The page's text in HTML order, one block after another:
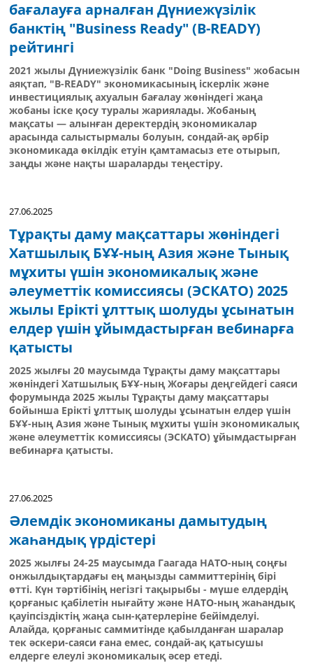
бағалауға арналған Дүниежүзілік
банктің "Business Ready" (B-READY)
рейтингі
2021 жылы Дүниежүзілік банк "Doing Business" жобасын
аяқтап, "B-READY" экономикасының іскерлік және
инвестициялық ахуалын бағалау жөніндегі жаңа
жобаны іске қосу туралы жариялады. Жобаның
мақсаты — алынған деректердің экономикалар
арасында салыстырмалы болуын, сондай-ақ әрбір
экономикада өкілдік етуін қамтамасыз ете отырып,
заңды және нақты шараларды теңестіру.
27.06.2025
Тұрақты даму мақсаттары жөніндегі
Хатшылық БҰҰ-ның Азия және Тынық
мұхиты үшін экономикалық және
әлеуметтік комиссиясы (ЭСКАТО) 2025
жылы Ерікті ұлттық шолуды ұсынатын
елдер үшін ұйымдастырған вебинарға
қатысты
2025 жылғы 20 маусымда Тұрақты даму мақсаттары
жөніндегі Хатшылық БҰҰ-ның Жоғары деңгейдегі саяси
форумында 2025 жылы Тұрақты даму мақсаттары
бойынша Ерікті ұлттық шолуды ұсынатын елдер үшін
БҰҰ-ның Азия және Тынық мұхиты үшін экономикалық
және әлеуметтік комиссиясы (ЭСКАТО) ұйымдастырған
вебинарға қатысты.
27.06.2025
Әлемдік экономиканы дамытудың
жаһандық үрдістері
2025 жылғы 24-25 маусымда Гаагада НАТО-ның соңғы
онжылдықтардағы ең маңызды саммиттерінің бірі
өтті. Күн тәртібінің негізгі тақырыбы - мүше елдердің
қорғаныс қабілетін нығайту және НАТО-ның жаһандық
қауіпсіздіктің жаңа сын-қатерлеріне бейімделуі.
Алайда, қорғаныс саммитінде қабылданған шаралар
тек әскери-саяси ғана емес, сондай-ақ қатысушы
елдерге елеулі экономикалық әсер етеді.